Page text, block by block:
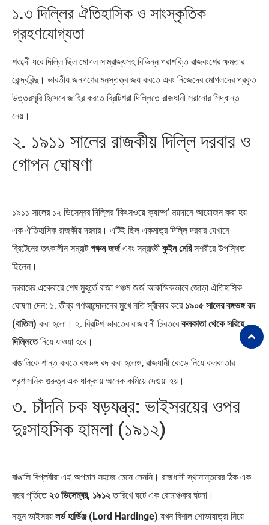
১.৩ দিল্লির ঐতিহাসিক ও সাংস্কৃতিক
গ্রহণযোগ্যতা
শতাব্দী ধরে দিল্লি ছিল মোগল সাম্রাজ্যসহ বিভিন্ন পরাশক্তি রাজবংশের ক্ষমতার
কেন্দ্রবিন্দু। ভারতীয় জনগণের মনস্তত্ত্ব জয় করতে এবং নিজেদের মোগলদের প্রকৃত
উত্তরসূরি হিসেবে জাহির করতে ব্রিটিশরা দিল্লিতে রাজধানী সরানোর সিদ্ধান্ত
নেয়।
২. ১৯১১ সালের রাজকীয় দিল্লি দরবার ও
গোপন ঘোষণা
১৯১১ সালের ১২ ডিসেম্বর দিল্লির ‘কিংসওয়ে ক্যাম্প’ ময়দানে আয়োজন করা হয়
এক ঐতিহাসিক রাজকীয় দরবার। এটিই ছিল একমাত্র দিল্লি দরবার যেখানে
ব্রিটেনের তৎকালীন সম্রাটপঞ্চম জর্জএবং সম্রাজ্ঞী কুইন মেরিসশরীরে উপস্থিত
ছিলেন।
দরবারের একেবারে শেষ মুহূর্তে রাজা পঞ্চম জর্জ আকস্মিকভাবে জোড়া ঐতিহাসিক
ঘোষণা দেন: ১. তীব্র গণআন্দোলনের মুখে নতি স্বীকার করে ১৯০৫ সালের বঙ্গভঙ্গ রদ
(বাতিল) করা হলো। ২. ব্রিটিশ ভারতের রাজধানী চিরতরেকলকাতা থেকে সরিয়ে
দিল্লিতেনিয়ে যাওয়া হবে।
বাঙালিকে শান্ত করতে বঙ্গভঙ্গ রদ করা হলেও, রাজধানী কেড়ে নিয়ে কলকাতার
প্রশাসনিক গুরুত্ব এক ধাক্কায় অনেক কমিয়ে দেওয়া হয়।
৩. চাঁদনি চক ষড়যন্ত্র: ভাইসরয়ের ওপর
দুঃসাহসিক হামলা (১৯১২)
বাঙালি বিপ্লবীরা এই অপমান সহজে মেনে নেননি। রাজধানী স্থানান্তরের ঠিক এক
বছর পূর্তিতে২৩ ডিসেম্বর, ১৯১২ তারিখে ঘটে এক রোমাঞ্চকর ঘটনা।
নতুন ভাইসরয় লর্ড হার্ডিঞ্জ (Lord Hardinge) যখন বিশাল শোভাযাত্রা নিয়ে